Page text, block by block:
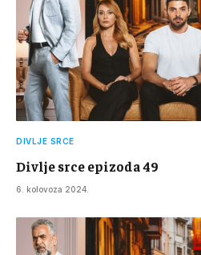
DIVLJE SRCE
Divlje srce epizoda 49
6. kolovoza 2024.